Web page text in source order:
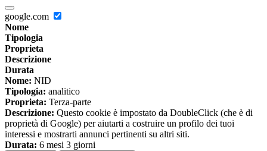
google.com
Nome
Tipologia
Proprieta
Descrizione
Durata
Nome: NID
Tipologia: analitico
Proprieta: Terza-parte
Descrizione: Questo cookie è impostato da DoubleClick (che è di
proprietà di Google) per aiutarti a costruire un profilo dei tuoi
interessi e mostrarti annunci pertinenti su altri siti.
Durata: 6 mesi 3 giorni